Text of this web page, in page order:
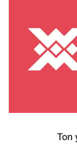
Ton